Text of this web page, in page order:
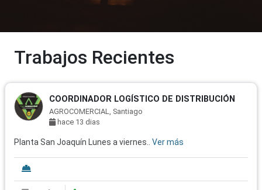
Trabajos Recientes
COORDINADOR LOGÍSTICO DE DISTRIBUCIÓN
AGROCOMERCIAL, Santiago
hace 13 dias
Planta San Joaquín Lunes a viernes.. Ver más